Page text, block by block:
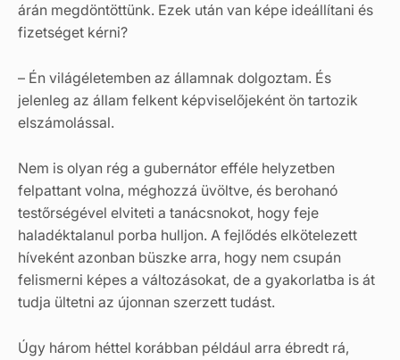
árán megdöntöttünk. Ezek után van képe ideállítani és
fizetséget kérni?
– Én világéletemben az államnak dolgoztam. És
jelenleg az állam felkent képviselőjeként ön tartozik
elszámolással.
Nem is olyan rég a gubernátor efféle helyzetben
felpattant volna, méghozzá üvöltve, és berohanó
testőrségével elviteti a tanácsnokot, hogy feje
haladéktalanul porba hulljon. A fejlődés elkötelezett
híveként azonban büszke arra, hogy nem csupán
felismerni képes a változásokat, de a gyakorlatba is át
tudja ültetni az újonnan szerzett tudást.
Úgy három héttel korábban például arra ébredt rá,